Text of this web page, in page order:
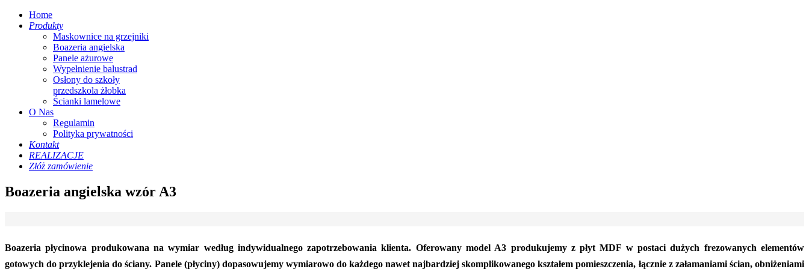
Home
Produkty
Maskownice na grzejniki
Boazeria angielska
Panele ażurowe
Wypełnienie balustrad
Osłony do szkoły
przedszkola żłobka
Ścianki lamelowe
O Nas
Regulamin
Polityka prywatności
Kontakt
REALIZACJE
Złóż zamówienie
Boazeria angielska wzór A3
Boazeria płycinowa produkowana na wymiar według indywidualnego zapotrzebowania klienta. Oferowany model A3 produkujemy z płyt MDF w postaci dużych frezowanych elementów
gotowych do przyklejenia do ściany. Panele (płyciny) dopasowujemy wymiarowo do każdego nawet najbardziej skomplikowanego kształem pomieszczenia, łącznie z załamaniami ścian, obniżeniami